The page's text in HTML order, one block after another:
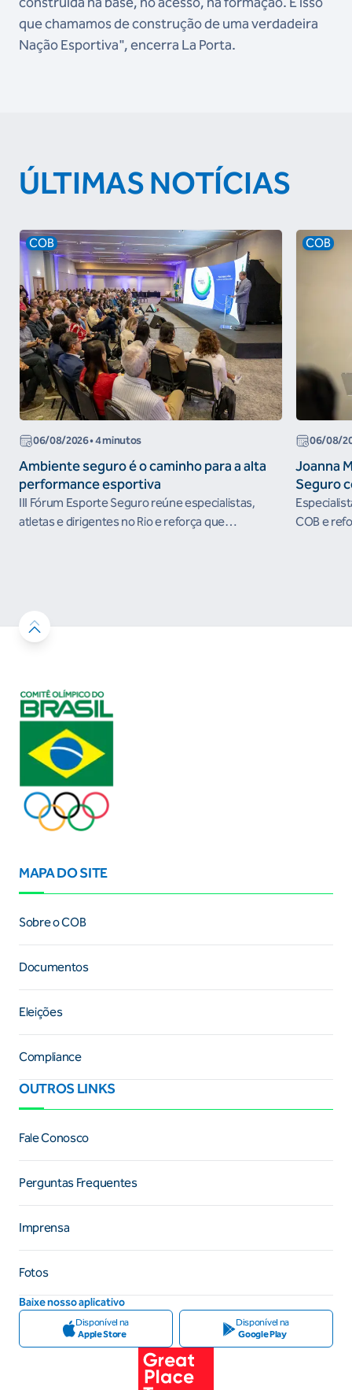
que chamamos de construção de uma verdadeira
Nação Esportiva", encerra La Porta.
ÚLTIMAS NOTÍCIAS
COB
06/08/2026• 4 minutos
Ambiente seguro é o caminho para a alta
performance esportiva
III Fórum Esporte Seguro reúne especialistas,
atletas e dirigentes no Rio e reforça que
COB
06/08/
Joanna
Seguro
COB e
MAPA DO SITE
Sobre o COB
Documentos
Eleições
Compliance
OUTROS LINKS
Fale Conosco
Perguntas Frequentes
Imprensa
Fotos
Baixe nosso aplicativo
Disponível na
Apple Store
Disponível na
Google Play